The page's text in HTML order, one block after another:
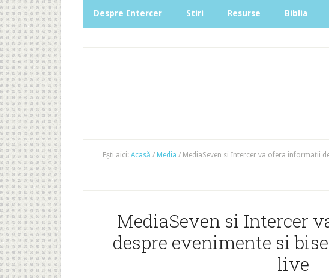
Despre Intercer Stiri Resurse Biblia
Ești aici: Acasă / Media / MediaSeven si Intercer va ofera informatii
MediaSeven si Intercer
despre evenimente si
live